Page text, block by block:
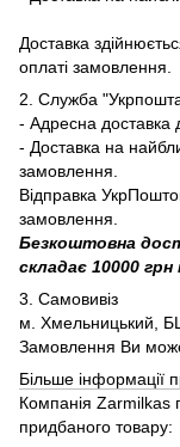
Доставка
оплаті замовлення.
2. Служба
- Адресна доставка
- Доставка на
замовлення.
Відправка
замовлення.
Безкоштовна
складає 10000 грн
3. Самовивіз
м. Хмельницький,
Замовлення Ви
Більше інформації
Компанія Zarmilkas
придбаного товару: